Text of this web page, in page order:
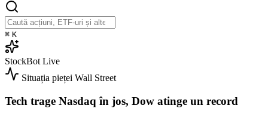
⌘ K
StockBot Live
Situația pieței Wall Street
Tech trage Nasdaq în jos, Dow atinge un record